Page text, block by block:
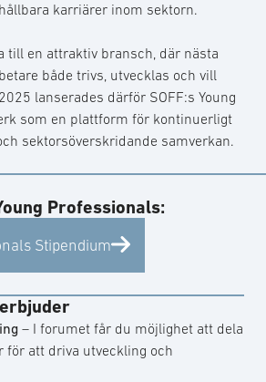
karriärer inom sektorn.
till en attraktiv bransch, där nästa
både trivs, utvecklas och vill
lanserades därför SOFF:s Young
som en plattform för kontinuerligt
sektorsöverskridande samverkan.
Professionals:
Stipendium
– I forumet får du möjlighet att dela
för att driva utveckling och